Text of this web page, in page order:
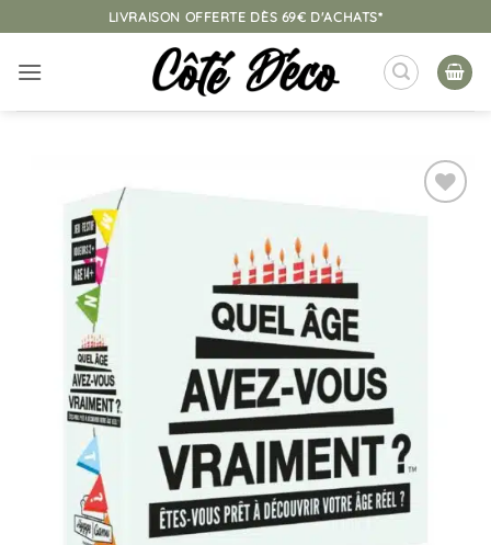
au
contenu
LIVRAISON OFFERTE DÈS 69€ D'ACHATS*